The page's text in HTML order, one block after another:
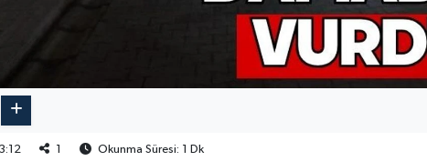
1 Okunma Süresi: 1 Dk